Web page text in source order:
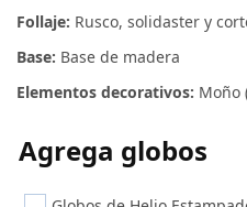
Follaje: Rusco, solidaster y
Base: Base de madera
Elementos decorativos: Moño
Agrega globos